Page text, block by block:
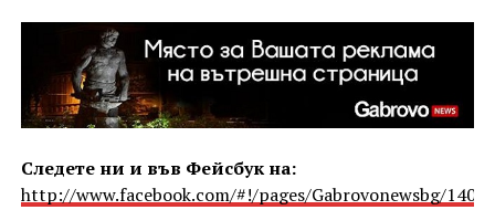
Следете ни и във Фейсбук на:
http://www.facebook.com/#!/pages/Gabrovonewsbg/